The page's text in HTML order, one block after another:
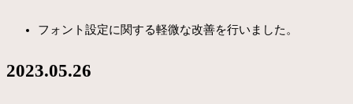
フォント設定に関する軽微な改善を行いました。
2023.05.26